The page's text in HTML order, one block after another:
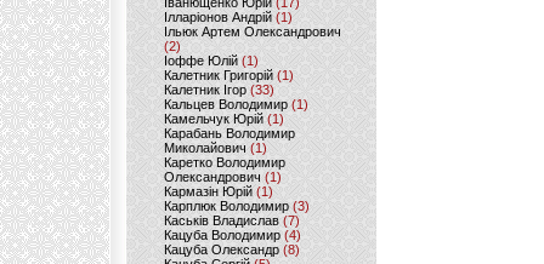
Ілларіонов Андрій (1)
Ільюк Артем Олександрович
(2)
Іоффе Юлій (1)
Калетник Григорій(1)
Калетник Ігор (33)
Кальцев Володимир(1)
Камельчук Юрій (1)
Карабань Володимир
Миколайович (1)
Каретко Володимир
Олександрович (1)
Кармазін Юрій(1)
Карплюк Володимир(3)
Каськів Владислав (7)
Кацуба Володимир (4)
Кацуба Олександр (8)